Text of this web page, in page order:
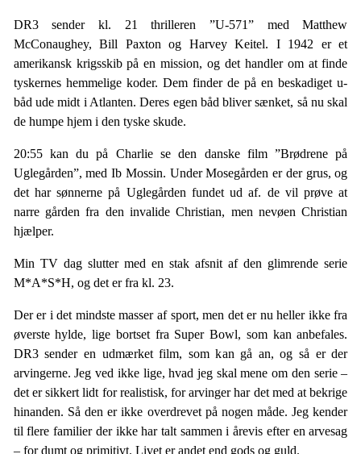
DR3 sender kl. 21 thrilleren ”U-571” med Matthew
McConaughey, Bill Paxton og Harvey Keitel. I 1942 er et
amerikansk krigsskib på en mission, og det handler om at finde
tyskernes hemmelige koder. Dem finder de på en beskadiget u-
båd ude midt i Atlanten. Deres egen båd bliver sænket, så nu skal
de humpe hjem i den tyske skude.
20:55 kan du på Charlie se den danske film ”Brødrene på
Uglegården”, med Ib Mossin. Under Mosegården er der grus, og
det har sønnerne på Uglegården fundet ud af. de vil prøve at
narre gården fra den invalide Christian, men nevøen Christian
hjælper.
Min TV dag slutter med en stak afsnit af den glimrende serie
M*A*S*H, og det er fra kl. 23.
Der er i det mindste masser af sport, men det er nu heller ikke fra
øverste hylde, lige bortset fra Super Bowl, som kan anbefales.
DR3 sender en udmærket film, som kan gå an, og så er der
arvingerne. Jeg ved ikke lige, hvad jeg skal mene om den serie –
det er sikkert lidt for realistisk, for arvinger har det med at bekrige
hinanden. Så den er ikke overdrevet på nogen måde. Jeg kender
til flere familier der ikke har talt sammen i årevis efter en arvesag
– for dumt og primitivt. Livet er andet end gods og guld.